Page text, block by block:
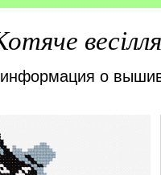
весілля
о